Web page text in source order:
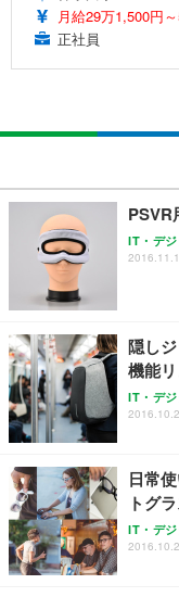
月給29万1,500円
正社員
PSVR
IT・デ
隠し
機能
IT・デ
日常
トグ
IT・デ